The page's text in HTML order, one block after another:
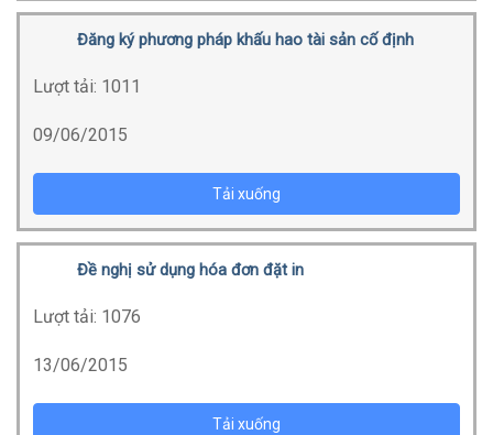
Đăng ký phương pháp khấu hao tài sản cố định
Lượt tải: 1011
09/06/2015
Tải xuống
Đề nghị sử dụng hóa đơn đặt in
Lượt tải: 1076
13/06/2015
Tải xuống